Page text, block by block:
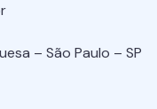
– São Paulo – SP